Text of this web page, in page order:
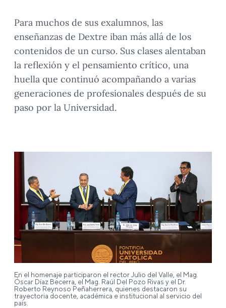
Para muchos de sus exalumnos, las
enseñanzas de Dextre iban más allá de los
contenidos de un curso. Sus clases alentaban
la reflexión y el pensamiento crítico, una
huella que continuó acompañando a varias
generaciones de profesionales después de su
paso por la Universidad.
En el homenaje participaron el rector Julio del Valle, el Mag.
Óscar Díaz Becerra, el Mag. Raúl Del Pozo Rivas y el Dr.
Roberto Reynoso Peñaherrera, quienes destacaron su
trayectoria docente, académica e institucional al servicio del
país.